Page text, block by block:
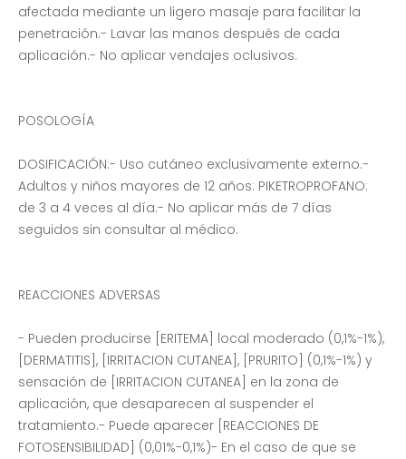
afectada mediante un ligero masaje para facilitar la
penetración.- Lavar las manos después de cada
aplicación.- No aplicar vendajes oclusivos.
POSOLOGÍA
DOSIFICACIÓN:- Uso cutáneo exclusivamente externo.-
Adultos y niños mayores de 12 años: PIKETROPROFANO:
de 3 a 4 veces al día.- No aplicar más de 7 días
seguidos sin consultar al médico.
REACCIONES ADVERSAS
- Pueden producirse [ERITEMA] local moderado (0,1%-1%),
[DERMATITIS], [IRRITACION CUTANEA], [PRURITO] (0,1%-1%) y
sensación de [IRRITACION CUTANEA] en la zona de
aplicación, que desaparecen al suspender el
tratamiento.- Puede aparecer [REACCIONES DE
FOTOSENSIBILIDAD] (0,01%-0,1%)- En el caso de que se